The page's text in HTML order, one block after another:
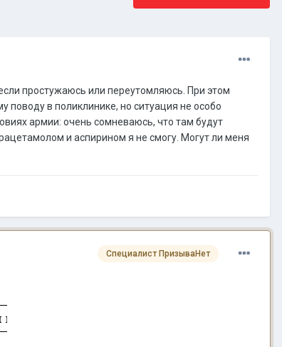
простужаюсь или переутомляюсь. При этом
поводу в поликлинике, но ситуация не особо
армии: очень сомневаюсь, что там будут
и аспирином я не смогу. Могут ли меня
Специалист ПризываНет